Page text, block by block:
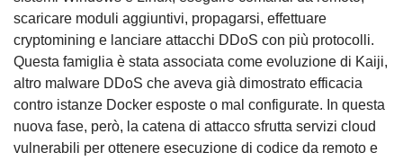
scaricare moduli aggiuntivi, propagarsi, effettuare
cryptomining e lanciare attacchi DDoS con più protocolli.
Questa famiglia è stata associata come evoluzione di Kaiji,
altro malware DDoS che aveva già dimostrato efficacia
contro istanze Docker esposte o mal configurate. In questa
nuova fase, però, la catena di attacco sfrutta servizi cloud
vulnerabili per ottenere esecuzione di codice da remoto e